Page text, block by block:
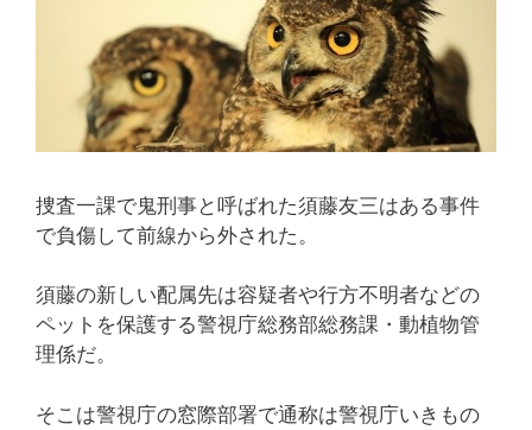
捜査一課で鬼刑事と呼ばれた須藤友三はある事件
で負傷して前線から外された。
須藤の新しい配属先は容疑者や行方不明者などの
ペットを保護する警視庁総務部総務課・動植物管
理係だ。
そこは警視庁の窓際部署で通称は警視庁いきもの